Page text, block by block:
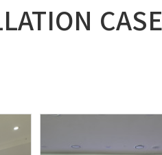
CASE